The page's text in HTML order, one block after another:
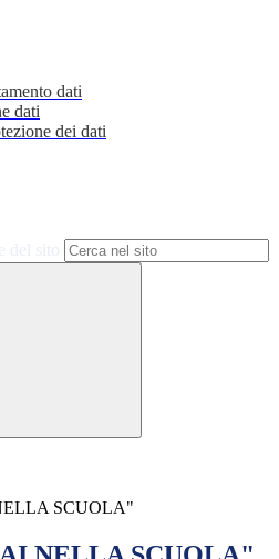
dati
dati
dei dati
SCUOLA"